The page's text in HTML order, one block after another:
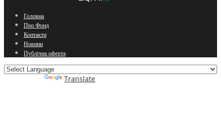
Головна
Про Фонд
Контакти
Новини
Публічна оферта
Translate